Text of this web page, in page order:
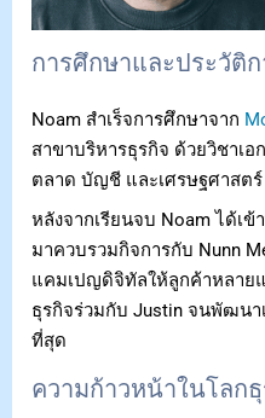
การศึกษาและประวัติ
Noam สำเร็จการศึกษาจาก
สาขาบริหารธุรกิจ ด้วยวิชาเอ
ตลาด บัญชี และเศรษฐศาสตร์
หลังจากเรียนจบ Noam ได้เข้
มาควบรวมกิจการกับ Nunn
แคมเปญดิจิทัลให้ลูกค้าหลาย
ธุรกิจร่วมกับ Justin จนพัฒนา
ที่สุด
ความก้าวหน้าในโลก